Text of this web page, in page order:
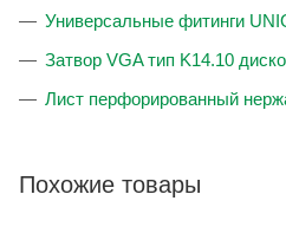
Универсальные фитинги
Затвор VGA тип K14.10
Лист перфорированный
Похожие товары